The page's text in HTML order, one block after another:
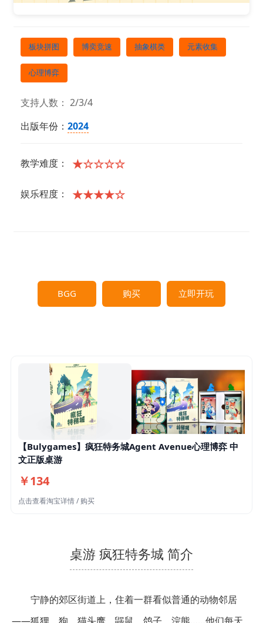
板块拼图 博奕竞速 抽象棋类 元素收集
心理博弈
支持人数： 2/3/4
出版年份： 2024
教学难度： ★☆☆☆☆
娱乐程度： ★★★★☆
BGG 购买 立即开玩
【Bulygames】疯狂特务城Agent Avenue心理博弈 中
文正版桌游
￥134
点击查看淘宝详情 / 购买
桌游 疯狂特务城 简介
宁静的郊区街道上，住着一群看似普通的动物邻居